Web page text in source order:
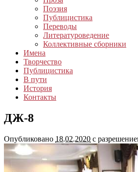
Поэзия
Публицистика
Переводы
Литературоведение
Коллективные сборники
Имена
Творчество
Публицистика
В пути
История
Контакты
ДЖ-8
Опубликовано 18.02.2020 с